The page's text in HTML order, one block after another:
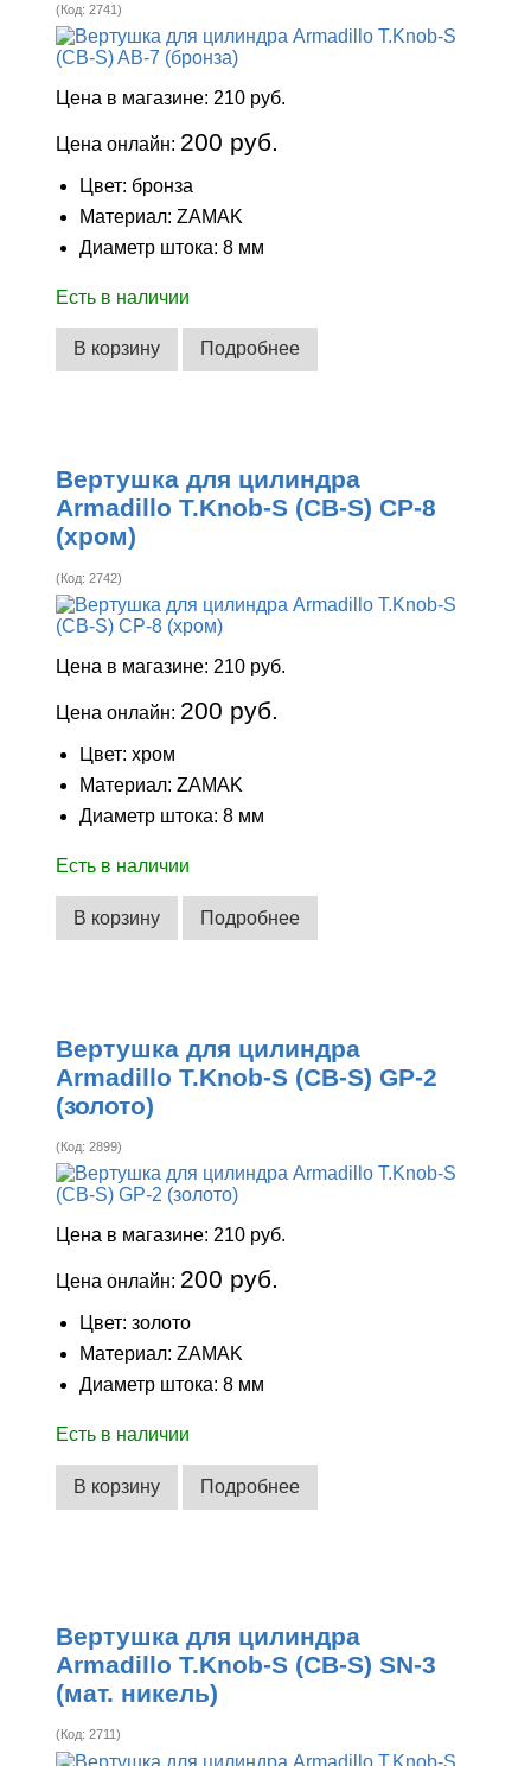
(Код:2741)
Цена в магазине: 210 руб.
Цена онлайн: 200 руб.
Цвет: бронза
Материал: ZAMAK
Диаметр штока: 8 мм
Есть в наличии
В корзину Подробнее
Вертушка для цилиндра
Armadillo T.Knob-S (CB-S) CP-8
(хром)
(Код:2742)
Цена в магазине: 210 руб.
Цена онлайн: 200 руб.
Цвет: хром
Материал: ZAMAK
Диаметр штока: 8 мм
Есть в наличии
В корзину Подробнее
Вертушка для цилиндра
Armadillo T.Knob-S (CB-S) GP-2
(золото)
(Код:2899)
Цена в магазине: 210 руб.
Цена онлайн: 200 руб.
Цвет: золото
Материал: ZAMAK
Диаметр штока: 8 мм
Есть в наличии
В корзину Подробнее
Вертушка для цилиндра
Armadillo T.Knob-S (CB-S) SN-3
(мат. никель)
(Код:2711)